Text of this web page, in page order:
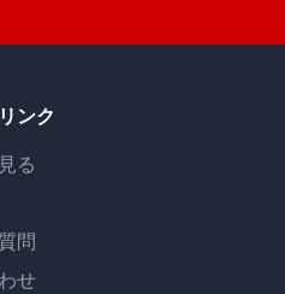
ンク
る
問
せ